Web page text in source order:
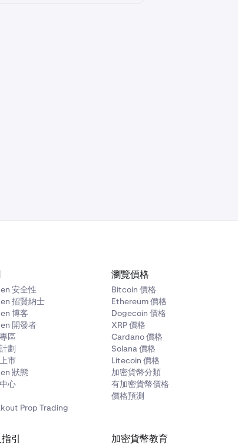
安全性
招賢納士
博客
開發者
區
劃
市
狀態
心
Prop Trading
瀏覽價格
Bitcoin 價格
Ethereum 價格
Dogecoin 價格
XRP 價格
Cardano 價格
Solana 價格
Litecoin 價格
加密貨幣分類
有加密貨幣價格
價格預測
引 加密貨幣教育